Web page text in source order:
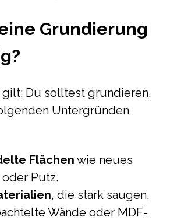
Grundierung
Du solltest grundieren,
Untergründen
Flächen wie neues
Putz.
, die stark saugen,
Wände oder MDF-